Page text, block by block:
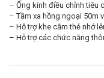
– Ống kính điều chỉnh tiêu
– Tầm xa hồng ngoại 50m
– Hỗ trợ khe cắm thẻ nhớ
– Hỗ trợ các chức năng